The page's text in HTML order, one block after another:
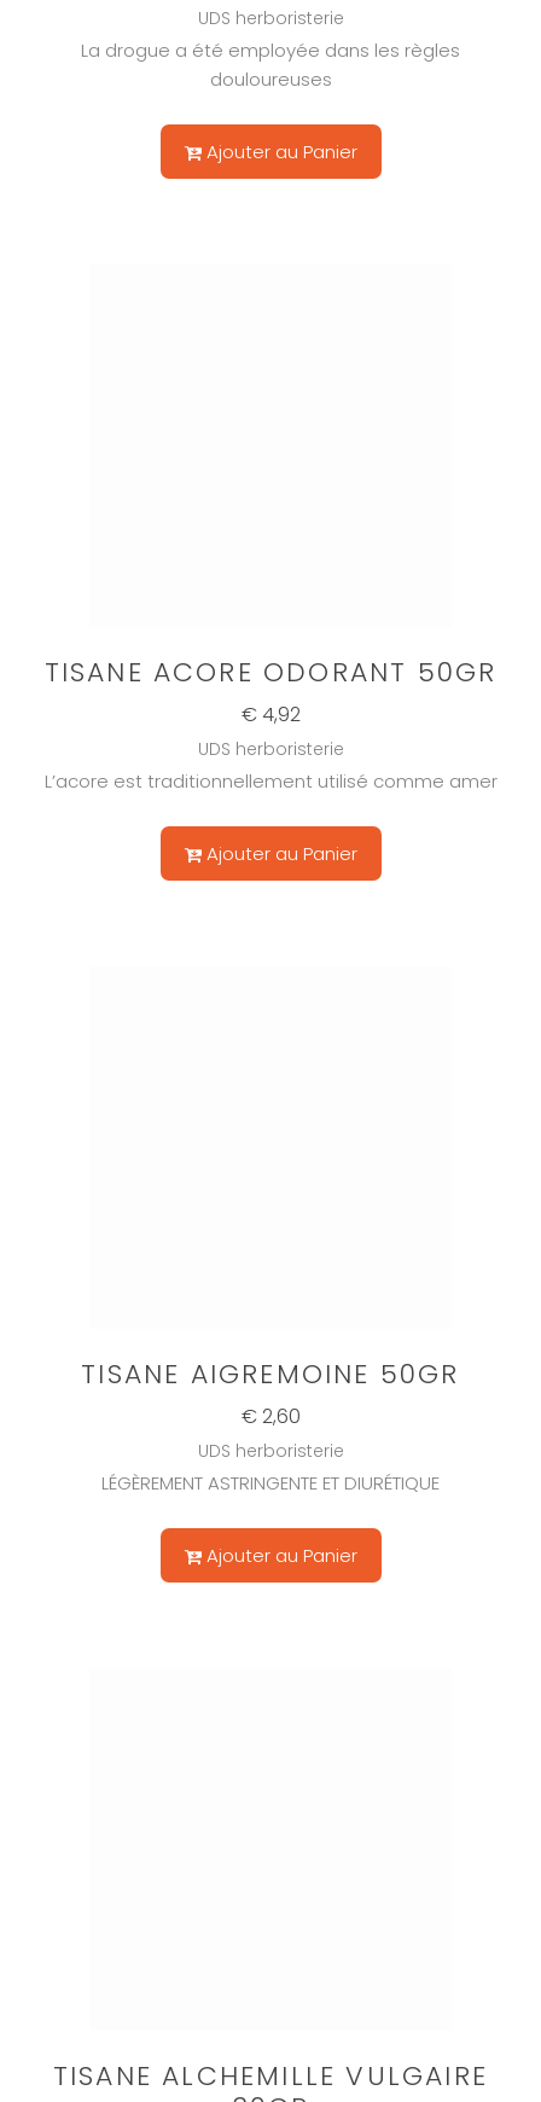
UDS herboristerie
La drogue a été employée dans les règles
douloureuses
Ajouter au Panier
TISANE ACORE ODORANT 50GR
€ 4,92
UDS herboristerie
L’acore est traditionnellement utilisé comme amer
Ajouter au Panier
TISANE AIGREMOINE 50GR
€ 2,60
UDS herboristerie
LÉGÈREMENT ASTRINGENTE ET DIURÉTIQUE
Ajouter au Panier
TISANE ALCHEMILLE VULGAIRE